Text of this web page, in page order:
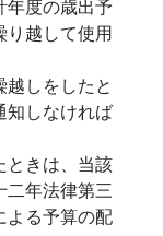
年度の歳出予
り越して使用
しをしたと
知しなければ
ときは、当該
二年法律第三
よる予算の配